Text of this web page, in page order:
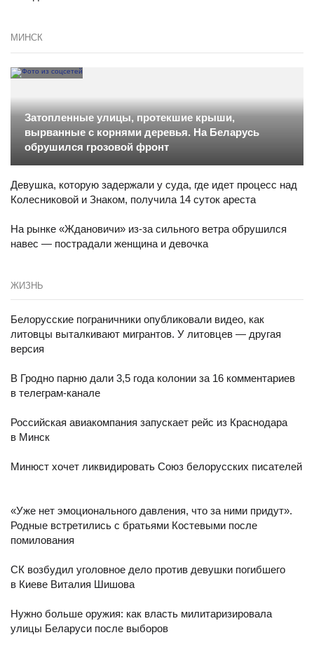
МИНСК
Затопленные улицы, протекшие крыши,
вырванные с корнями деревья. На Беларусь
обрушился грозовой фронт
Девушка, которую задержали у суда, где идет процесс над
Колесниковой и Знаком, получила 14 суток ареста
На рынке «Ждановичи» из-за сильного ветра обрушился
навес — пострадали женщина и девочка
ЖИЗНЬ
Белорусские пограничники опубликовали видео, как
литовцы выталкивают мигрантов. У литовцев — другая
версия
В Гродно парню дали 3,5 года колонии за 16 комментариев
в телеграм-канале
Российская авиакомпания запускает рейс из Краснодара
в Минск
Минюст хочет ликвидировать Союз белорусских писателей
«Уже нет эмоционального давления, что за ними придут».
Родные встретились с братьями Костевыми после
помилования
СК возбудил уголовное дело против девушки погибшего
в Киеве Виталия Шишова
Нужно больше оружия: как власть милитаризировала
улицы Беларуси после выборов